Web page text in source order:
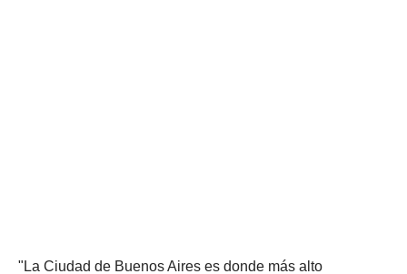
"La Ciudad de Buenos Aires es donde más alto